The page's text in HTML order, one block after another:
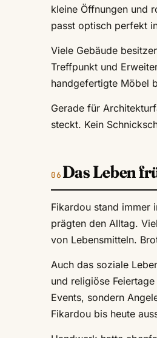
kleine Öffnungen und
passt optisch perfekt
Viele Gebäude
Treffpunkt und
handgefertigte Möbel
Gerade für
steckt. Kein
Das Leben
Fikardou stand immer
prägten den Alltag.
von Lebensmitteln.
Auch das soziale
und religiöse
Events, sondern
Fikardou bis heute